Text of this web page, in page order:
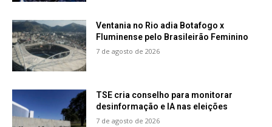
Ventania no Rio adia Botafogo x
Fluminense pelo Brasileirão Feminino
7 de agosto de 2026
TSE cria conselho para monitorar
desinformação e IA nas eleições
7 de agosto de 2026